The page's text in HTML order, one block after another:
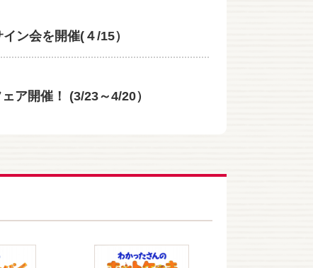
ン会を開催(４/15）
ア開催！ (3/23～4/20）